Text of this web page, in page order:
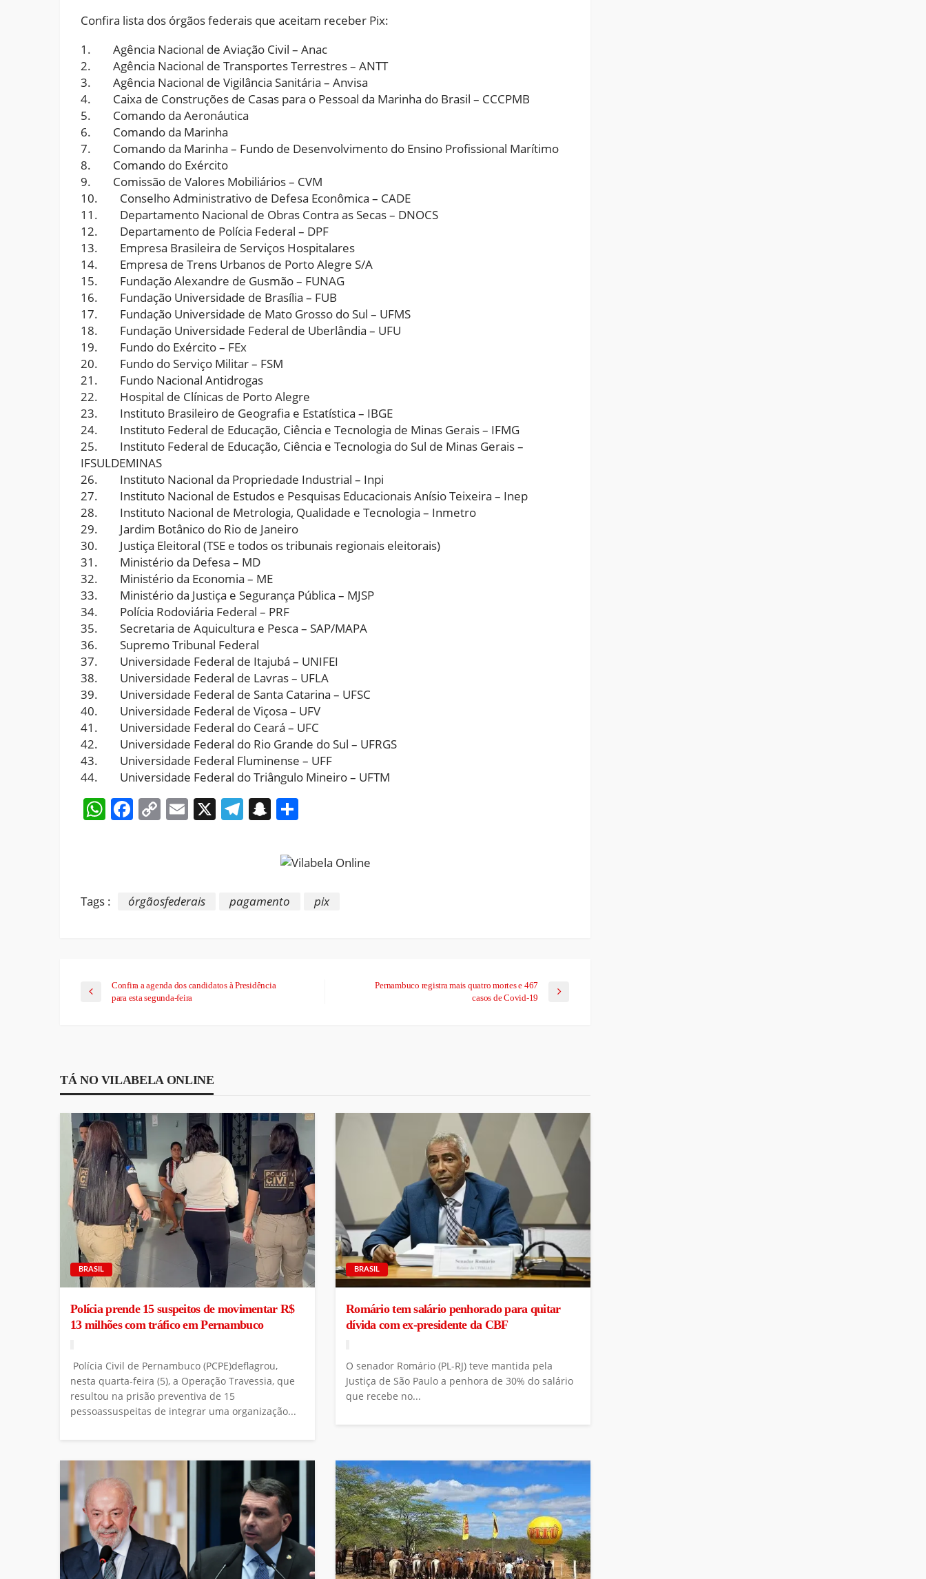
Confira lista dos órgãos federais que aceitam receber Pix:
1. Agência Nacional de Aviação Civil – Anac
2. Agência Nacional de Transportes Terrestres – ANTT
3. Agência Nacional de Vigilância Sanitária – Anvisa
4. Caixa de Construções de Casas para o Pessoal da Marinha do Brasil – CCCPMB
5. Comando da Aeronáutica
6. Comando da Marinha
7. Comando da Marinha – Fundo de Desenvolvimento do Ensino Profissional Marítimo
8. Comando do Exército
9. Comissão de Valores Mobiliários – CVM
10. Conselho Administrativo de Defesa Econômica – CADE
11. Departamento Nacional de Obras Contra as Secas – DNOCS
12. Departamento de Polícia Federal – DPF
13. Empresa Brasileira de Serviços Hospitalares
14. Empresa de Trens Urbanos de Porto Alegre S/A
15. Fundação Alexandre de Gusmão – FUNAG
16. Fundação Universidade de Brasília – FUB
17. Fundação Universidade de Mato Grosso do Sul – UFMS
18. Fundação Universidade Federal de Uberlândia – UFU
19. Fundo do Exército – FEx
20. Fundo do Serviço Militar – FSM
21. Fundo Nacional Antidrogas
22. Hospital de Clínicas de Porto Alegre
23. Instituto Brasileiro de Geografia e Estatística – IBGE
24. Instituto Federal de Educação, Ciência e Tecnologia de Minas Gerais – IFMG
25. Instituto Federal de Educação, Ciência e Tecnologia do Sul de Minas Gerais –
IFSULDEMINAS
26. Instituto Nacional da Propriedade Industrial – Inpi
27. Instituto Nacional de Estudos e Pesquisas Educacionais Anísio Teixeira – Inep
28. Instituto Nacional de Metrologia, Qualidade e Tecnologia – Inmetro
29. Jardim Botânico do Rio de Janeiro
30. Justiça Eleitoral (TSE e todos os tribunais regionais eleitorais)
31. Ministério da Defesa – MD
32. Ministério da Economia – ME
33. Ministério da Justiça e Segurança Pública – MJSP
34. Polícia Rodoviária Federal – PRF
35. Secretaria de Aquicultura e Pesca – SAP/MAPA
36. Supremo Tribunal Federal
37. Universidade Federal de Itajubá – UNIFEI
38. Universidade Federal de Lavras – UFLA
39. Universidade Federal de Santa Catarina – UFSC
40. Universidade Federal de Viçosa – UFV
41. Universidade Federal do Ceará – UFC
42. Universidade Federal do Rio Grande do Sul – UFRGS
43. Universidade Federal Fluminense – UFF
44. Universidade Federal do Triângulo Mineiro – UFTM
WhatsApp
Facebook
CopyEmail
X Telegram
Snapchat
Tags : órgãosfederais pagamento pix
Confira a agenda dos candidatos à Presidência
para esta segunda-feira
Pernambuco registra mais quatro mortes e 467
casos de Covid-19
TÁ NO VILABELA ONLINE
BRASIL
Polícia prende 15 suspeitos de movimentar R$
13 milhões com tráfico em Pernambuco
Polícia Civil de Pernambuco (PCPE)deflagrou,
nesta quarta-feira (5), a Operação Travessia, que
resultou na prisão preventiva de 15
pessoassuspeitas de integrar uma organização...
BRASIL
Romário tem salário penhorado para quitar
dívida com ex-presidente da CBF
O senador Romário (PL-RJ) teve mantida pela
Justiça de São Paulo a penhora de 30% do salário
que recebe no...